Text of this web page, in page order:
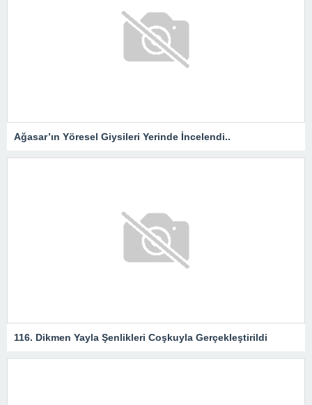
Ağasar’ın Yöresel Giysileri Yerinde İncelendi..
116. Dikmen Yayla Şenlikleri Coşkuyla Gerçekleştirildi